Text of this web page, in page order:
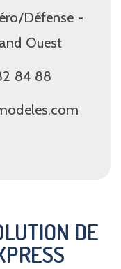
Défense -
Ouest
84 88
DE